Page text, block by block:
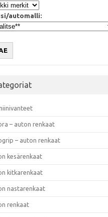
automalli:
– auton renkaat
– auton renkaat
kesärenkaat
kitkarenkaat
nastarenkaat
renkaat